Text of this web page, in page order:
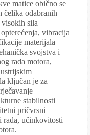
matice obično se
čelika odabranih
visokih sila
vibracija
materijala
svojstva i
rada motora,
ključan je za
stabilnosti
pričvrsni
rada, učinkovitosti